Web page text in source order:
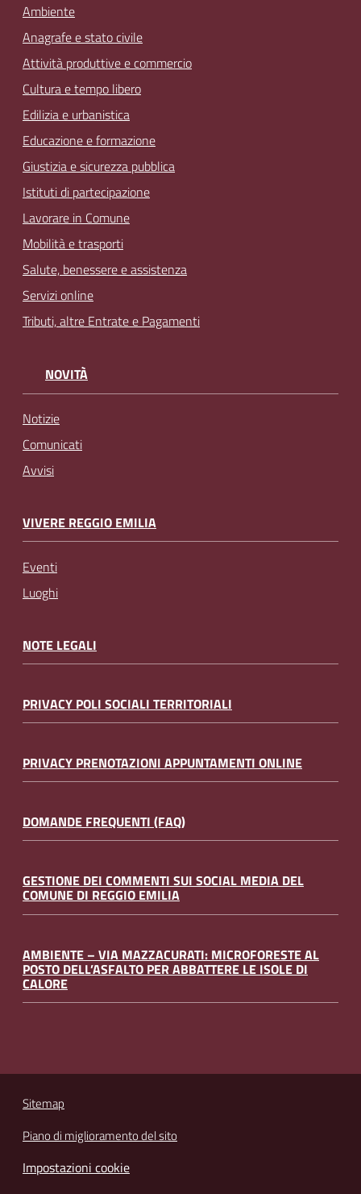
Ambiente
Anagrafe e stato civile
Attività produttive e commercio
Cultura e tempo libero
Edilizia e urbanistica
Educazione e formazione
Giustizia e sicurezza pubblica
Istituti di partecipazione
Lavorare in Comune
Mobilità e trasporti
Salute, benessere e assistenza
Servizi online
Tributi, altre Entrate e Pagamenti
NOVITÀ
Notizie
Comunicati
Avvisi
VIVERE REGGIO EMILIA
Eventi
Luoghi
NOTE LEGALI
PRIVACY POLI SOCIALI TERRITORIALI
PRIVACY PRENOTAZIONI APPUNTAMENTI ONLINE
DOMANDE FREQUENTI (FAQ)
GESTIONE DEI COMMENTI SUI SOCIAL MEDIA DEL
COMUNE DI REGGIO EMILIA
AMBIENTE – VIA MAZZACURATI: MICROFORESTE AL
POSTO DELL’ASFALTO PER ABBATTERE LE ISOLE DI
CALORE
Sitemap
Piano di miglioramento del sito
Impostazioni cookie